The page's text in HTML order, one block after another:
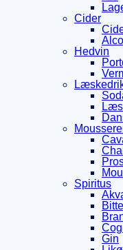
Cider
Hedvin
Spiritus
Gin